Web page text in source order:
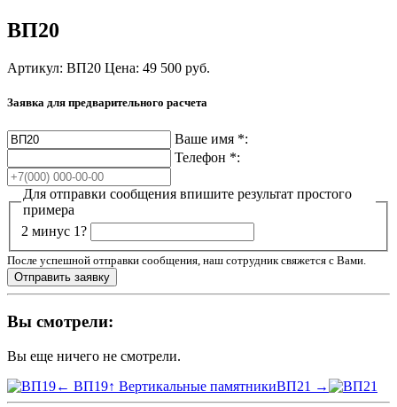
ВП20
Артикул: ВП20 Цена: 49 500 руб.
Заявка для предварительного расчета
Ваше имя *:
Телефон *:
Для отправки сообщения впишите результат простого
примера
2 минус 1?
После успешной отправки сообщения, наш сотрудник свяжется с Вами.
Вы смотрели:
Вы еще ничего не смотрели.
← ВП19↑ Вертикальные памятникиВП21 →